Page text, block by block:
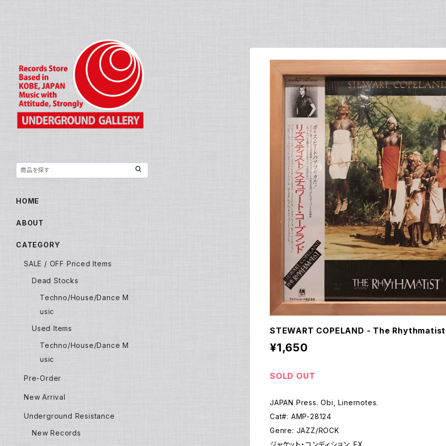
STEWART COPELAND - The
¥1,650
SOLD OUT
JAPAN Press. Obi, Linernotes.
Cat#: AMP-28124
Genre: JAZZ/ROCK
ジャケット・コンディション: EX
HOME
ABOUT
CATEGORY
SALE / OFF Priced Items
Dead Stocks
Techno/House/Dance M
usic
Used Items
Techno/House/Dance M
usic
Pre-Order
New Arrival
Underground Resistance
New Records